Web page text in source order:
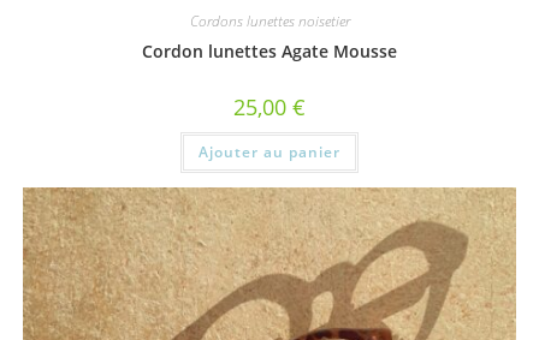
Cordons lunettes noisetier
Cordon lunettes Agate Mousse
25,00 €
Ajouter au panier